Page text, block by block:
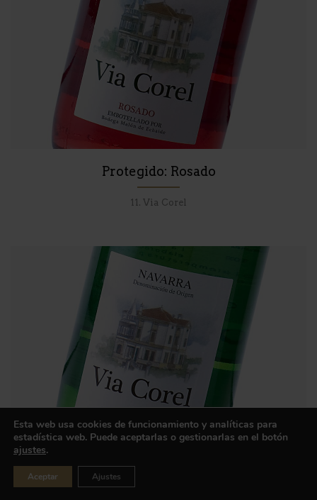
Protegido: Rosado
11. Via Corel
Protegido: Blanco
Esta web usa cookies de funcionamiento y analíticas para
estadística web. Puede aceptarlas o gestionarlas en el botón
ajustes.
Aceptar Ajustes